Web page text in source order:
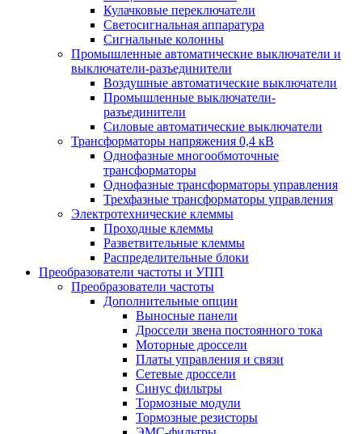
Кулачковые переключатели
Светосигнальная аппаратура
Сигнальные колонны
Промышленные автоматические выключатели и
выключатели-разъединители
Воздушные автоматические выключатели
Промышленные выключатели-
разъединители
Силовые автоматические выключатели
Трансформаторы напряжения 0,4 кВ
Однофазные многообмоточные
трансформаторы
Однофазные трансформаторы управления
Трехфазные трансформаторы управления
Электротехнические клеммы
Проходные клеммы
Разветвительные клеммы
Распределительные блоки
Преобразователи частоты и УПП
Преобразователи частоты
Дополнительные опции
Выносные панели
Дроссели звена постоянного тока
Моторные дроссели
Платы управления и связи
Сетевые дроссели
Синус фильтры
Тормозные модули
Тормозные резисторы